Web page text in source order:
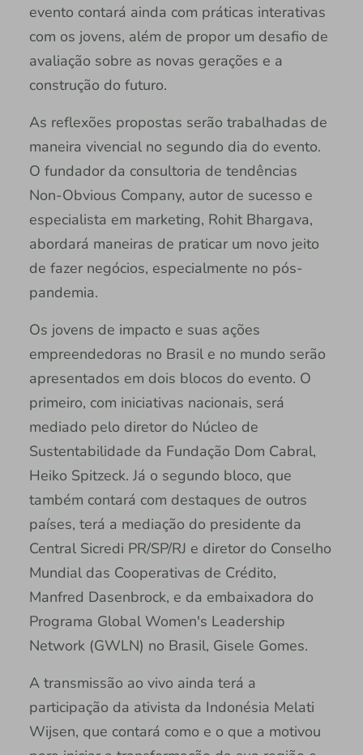
evento contará ainda com práticas interativas
com os jovens, além de propor um desafio de
avaliação sobre as novas gerações e a
construção do futuro.
As reflexões propostas serão trabalhadas de
maneira vivencial no segundo dia do evento.
O fundador da consultoria de tendências
Non-Obvious Company, autor de sucesso e
especialista em marketing, Rohit Bhargava,
abordará maneiras de praticar um novo jeito
de fazer negócios, especialmente no pós-
pandemia.
Os jovens de impacto e suas ações
empreendedoras no Brasil e no mundo serão
apresentados em dois blocos do evento. O
primeiro, com iniciativas nacionais, será
mediado pelo diretor do Núcleo de
Sustentabilidade da Fundação Dom Cabral,
Heiko Spitzeck. Já o segundo bloco, que
também contará com destaques de outros
países, terá a mediação do presidente da
Central Sicredi PR/SP/RJ e diretor do Conselho
Mundial das Cooperativas de Crédito,
Manfred Dasenbrock, e da embaixadora do
Programa Global Women's Leadership
Network (GWLN) no Brasil, Gisele Gomes.
A transmissão ao vivo ainda terá a
participação da ativista da Indonésia Melati
Wijsen, que contará como e o que a motivou